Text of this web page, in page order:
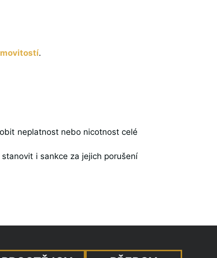
.
neplatnost nebo nicotnost celé
i sankce za jejich porušení